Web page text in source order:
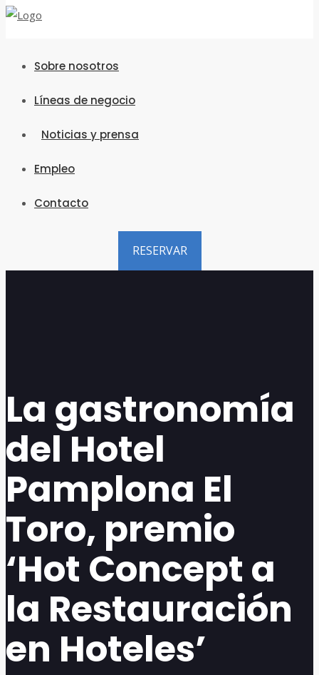
Sobre nosotros
Líneas de negocio
Noticias y prensa
Empleo
Contacto
RESERVAR
La gastronomía
del Hotel
Pamplona El
Toro, premio
‘Hot Concept a
la Restauración
en Hoteles’